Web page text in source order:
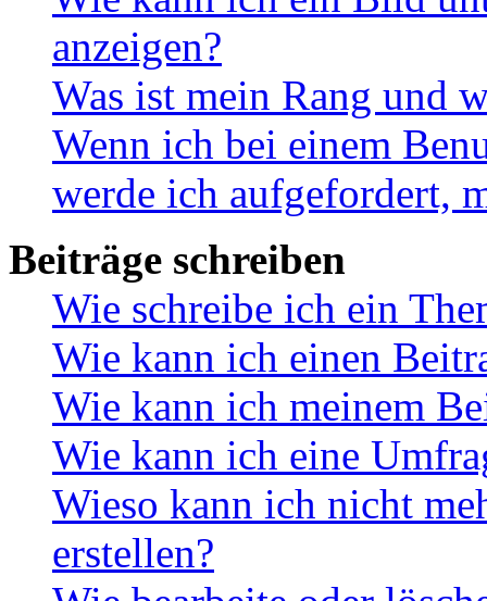
anzeigen?
Was ist mein Rang und
Wenn ich bei einem
werde ich aufgefordert,
Beiträge schreiben
Wie schreibe ich ein
Wie kann ich einen
Wie kann ich meinem
Wie kann ich eine
Wieso kann ich nicht
erstellen?